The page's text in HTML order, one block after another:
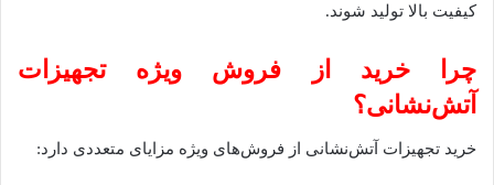
کیفیت بالا تولید شوند.
چرا خرید از فروش ویژه تجهیزات
آتش‌نشانی؟
خرید تجهیزات آتش‌نشانی از فروش‌های ویژه مزایای متعددی دارد: